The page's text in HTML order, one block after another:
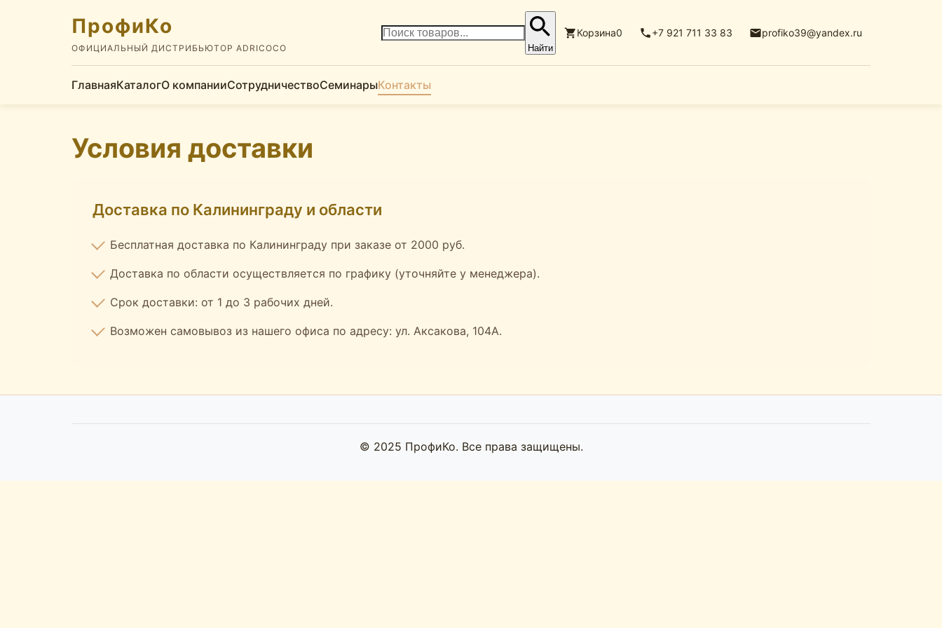
ПрофиКо
ОФИЦИАЛЬНЫЙ ДИСТРИБЬЮТОР ADRICOCO Найти
Корзина0 +7 921 711 33 83 profiko39@yandex.ru
ГлавнаяКаталогО компанииСотрудничествоСеминарыКонтакты
Условия доставки
Доставка по Калининграду и области
Бесплатная доставка по Калининграду при заказе от 2000 руб.
Доставка по области осуществляется по графику (уточняйте у менеджера).
Срок доставки: от 1 до 3 рабочих дней.
Возможен самовывоз из нашего офиса по адресу: ул. Аксакова, 104А.
© 2025 ПрофиКо. Все права защищены.